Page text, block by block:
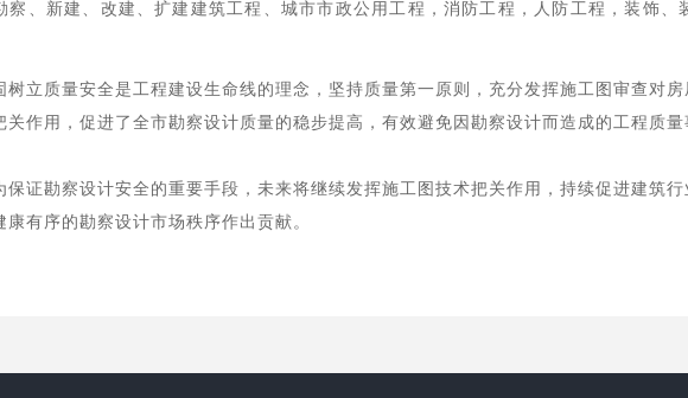
察、新建、改建、扩建建筑工程、城市市政公用工程，消防工程，人防工程，装饰、
质量安全是工程建设生命线的理念，坚持质量第一原则，充分发挥施工图审查对房
关作用，促进了全市勘察设计质量的稳步提高，有效避免因勘察设计而造成的工程质
勘察设计安全的重要手段，未来将继续发挥施工图技术把关作用，持续促进建筑行
康有序的勘察设计市场秩序作出贡献。